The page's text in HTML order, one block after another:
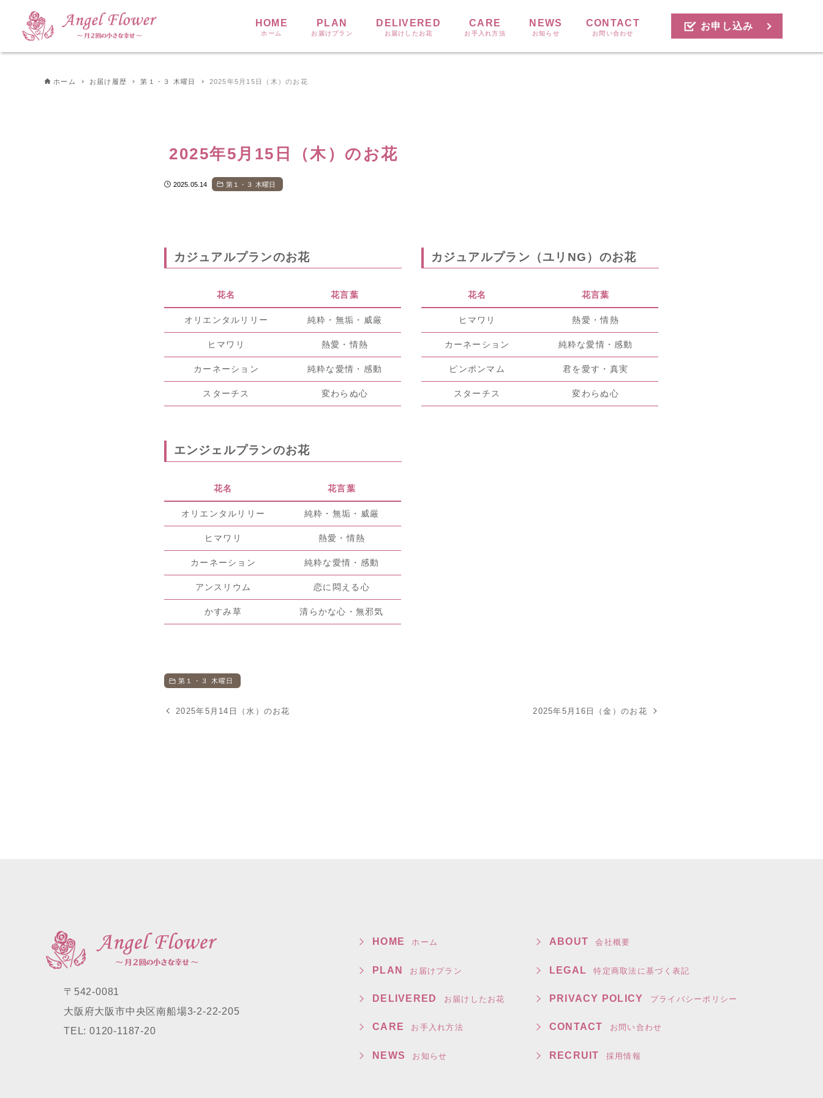
HOME
ホーム
PLAN
お届けプラン
DELIVERED
お届けしたお花
CARE
お手入れ方法
NEWS
お知らせ
CONTACT
お問い合わせ
お申し込み
ホーム お届け履歴 第１・３ 木曜日 2025年5月15日（木）のお花
2025年5月15日（木）のお花
2025.05.14 第１・３ 木曜日
カジュアルプランのお花
花名 花言葉
オリエンタルリリー 純粋・無垢・威厳
ヒマワリ 熱愛・情熱
カーネーション 純粋な愛情・感動
スターチス 変わらぬ心
カジュアルプラン（ユリNG）のお花
花名 花言葉
ヒマワリ 熱愛・情熱
カーネーション 純粋な愛情・感動
ピンポンマム 君を愛す・真実
スターチス 変わらぬ心
エンジェルプランのお花
花名 花言葉
オリエンタルリリー 純粋・無垢・威厳
ヒマワリ 熱愛・情熱
カーネーション 純粋な愛情・感動
アンスリウム 恋に悶える心
かすみ草 清らかな心・無邪気
第１・３ 木曜日
2025年5月14日（水）のお花 2025年5月16日（金）のお花
〒542-0081
大阪府大阪市中央区南船場3-2-22-205
TEL: 0120-1187-20
HOME ホーム
PLAN お届けプラン
DELIVERED お届けしたお花
CARE お手入れ方法
NEWS お知らせ
ABOUT 会社概要
LEGAL 特定商取法に基づく表記
PRIVACY POLICY プライバシーポリシー
CONTACT お問い合わせ
RECRUIT 採用情報